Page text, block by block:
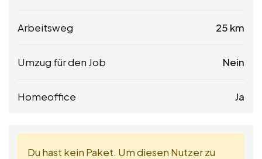
Arbeitsweg 25 km
Umzug für den Job Nein
Homeoffice Ja
Du hast kein Paket. Um diesen Nutzer zu